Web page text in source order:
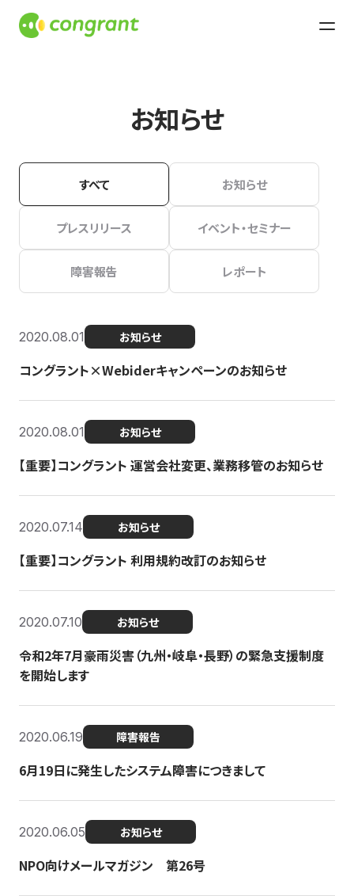
お知らせ
すべて お知らせ
プレスリリース イベント・セミナー
障害報告 レポート
2020.08.01 お知らせ
コングラント×Webiderキャンペーンのお知らせ
2020.08.01 お知らせ
【重要】コングラント 運営会社変更、業務移管のお知らせ
2020.07.14 お知らせ
【重要】コングラント 利用規約改訂のお知らせ
2020.07.10 お知らせ
令和2年7月豪雨災害（九州・岐阜・長野）の緊急支援制度
を開始します
2020.06.19 障害報告
6月19日に発生したシステム障害につきまして
2020.06.05 お知らせ
NPO向けメールマガジン 第26号